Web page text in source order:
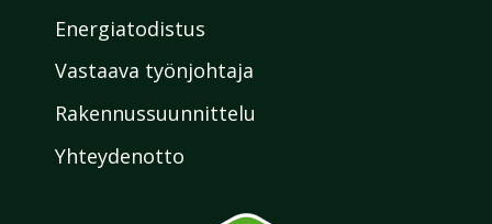
Energiatodistus
Vastaava työnjohtaja
Rakennussuunnittelu
Yhteydenotto